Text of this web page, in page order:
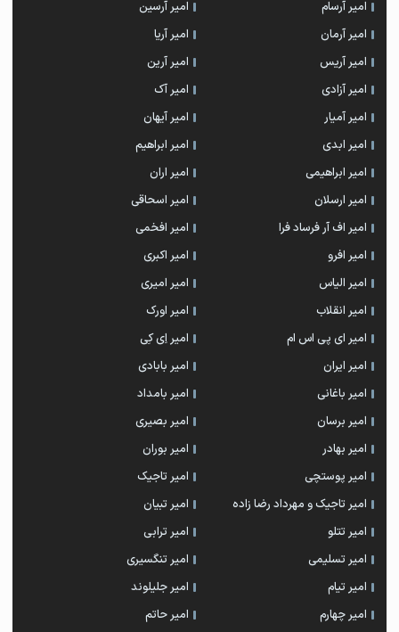
امیر آرسام
امیر آرسین
امیر آرمان
امیر آریا
امیر آریس
امیر آرین
امیر آزادی
امیر آک
امیر آمیار
امیر آیهان
امیر ابدی
امیر ابراهیم
امیر ابراهیمی
امیر اران
امیر ارسلان
امیر اسحاقی
امیر اف آر فرساد فرا
امیر افخمی
امیر افرو
امیر اکبری
امیر الیاس
امیر امیری
امیر انقلاب
امیر اورک
امیر ای پی اس ام
امیر اِی کِی
امیر ایران
امیر بابادی
امیر باغانی
امیر بامداد
امیر برسان
امیر بصیری
امیر بهادر
امیر بوران
امیر پوستچی
امیر تاجیک
امیر تاجیک و مهرداد رضا زاده
امیر تبیان
امیر تتلو
امیر ترابی
امیر تسلیمی
امیر تنگسیری
امیر تیام
امیر جلیلوند
امیر چهارم
امیر حاتم